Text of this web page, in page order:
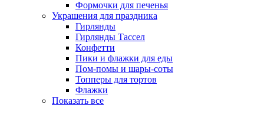
Формочки для печенья
Украшения для праздника
Гирлянды
Гирлянды Тассел
Конфетти
Пики и флажки для еды
Пом-помы и шары-соты
Топперы для тортов
Флажки
Показать все